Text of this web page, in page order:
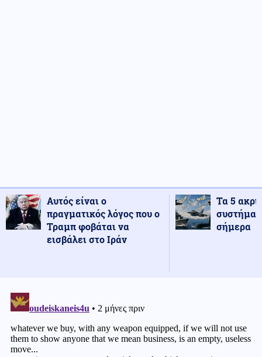
Αυτός είναι ο
πραγματικός λόγος που ο
Τραμπ φοβάται να
εισβάλει στο Ιράν
Τα 5
σήμερα